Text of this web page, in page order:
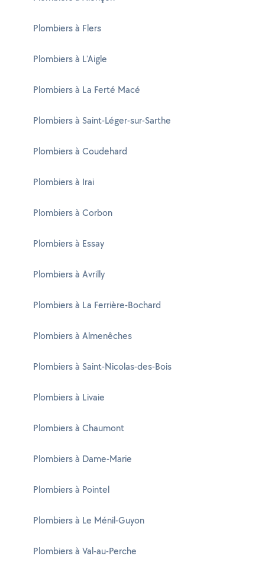
Plombiers à Flers
Plombiers à L'Aigle
Plombiers à La Ferté Macé
Plombiers à Saint-Léger-sur-Sarthe
Plombiers à Coudehard
Plombiers à Irai
Plombiers à Corbon
Plombiers à Essay
Plombiers à Avrilly
Plombiers à La Ferrière-Bochard
Plombiers à Almenêches
Plombiers à Saint-Nicolas-des-Bois
Plombiers à Livaie
Plombiers à Chaumont
Plombiers à Dame-Marie
Plombiers à Pointel
Plombiers à Le Ménil-Guyon
Plombiers à Val-au-Perche